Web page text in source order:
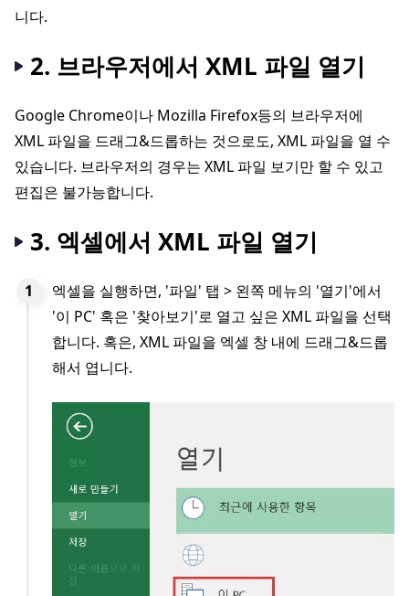
니다.
2. 브라우저에서 XML 파일 열기
Google Chrome이나 Mozilla Firefox등의 브라우저에
XML 파일을 드래그&드롭하는 것으로도, XML 파일을 열 수
있습니다. 브라우저의 경우는 XML 파일 보기만 할 수 있고
편집은 불가능합니다.
3. 엑셀에서 XML 파일 열기
엑셀을 실행하면, '파일' 탭 > 왼쪽 메뉴의 '열기'에서
'이 PC' 혹은 '찾아보기'로 열고 싶은 XML 파일을 선택
합니다. 혹은, XML 파일을 엑셀 창 내에 드래그&드롭
해서 엽니다.